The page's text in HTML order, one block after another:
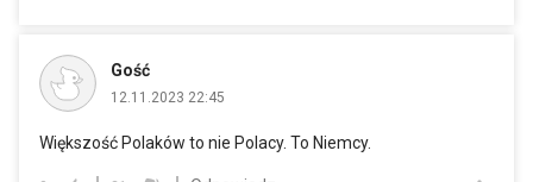
Gość
12.11.2023 22:45
Większość Polaków to nie Polacy. To Niemcy.